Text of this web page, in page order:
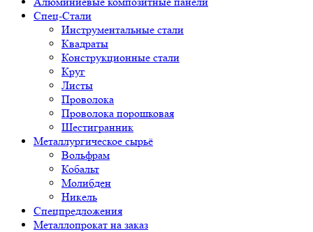
Спец-Стали
Инструментальные стали
Квадраты
Конструкционные стали
Круг
Листы
Проволока
Проволока порошковая
Шестигранник
Металлургическое сырьё
Вольфрам
Кобальт
Молибден
Никель
Спецпредложения
Металлопрокат на заказ